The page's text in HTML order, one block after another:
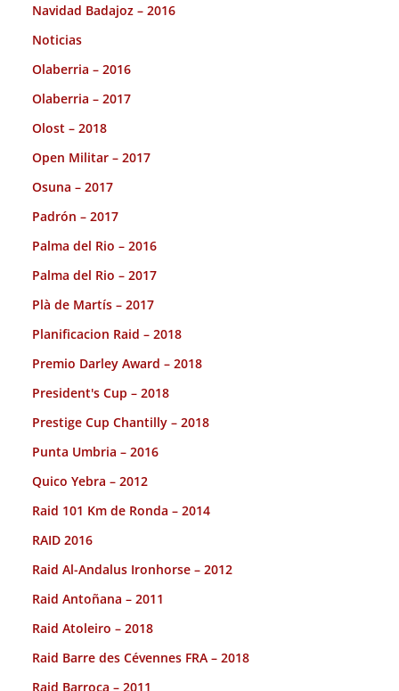
Navidad Badajoz – 2016
Noticias
Olaberria – 2016
Olaberria – 2017
Olost – 2018
Open Militar – 2017
Osuna – 2017
Padrón – 2017
Palma del Rio – 2016
Palma del Rio – 2017
Plà de Martís – 2017
Planificacion Raid – 2018
Premio Darley Award – 2018
President's Cup – 2018
Prestige Cup Chantilly – 2018
Punta Umbria – 2016
Quico Yebra – 2012
Raid 101 Km de Ronda – 2014
RAID 2016
Raid Al-Andalus Ironhorse – 2012
Raid Antoñana – 2011
Raid Atoleiro – 2018
Raid Barre des Cévennes FRA – 2018
Raid Barroca – 2011